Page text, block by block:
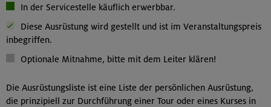
In der Servicestelle käuflich erwerbbar.
Diese Ausrüstung wird gestellt und ist im Veranstaltungspreis
inbegriffen.
Optionale Mitnahme, bitte mit dem Leiter klären!
Die Ausrüstungsliste ist eine Liste der persönlichen Ausrüstung,
die prinzipiell zur Durchführung einer Tour oder eines Kurses in